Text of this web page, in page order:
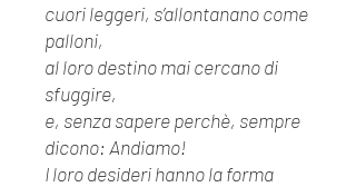
cuori leggeri, s’allontanano come
palloni,
al loro destino mai cercano di
sfuggire,
e, senza sapere perchè, sempre
dicono: Andiamo!
I loro desideri hanno la forma